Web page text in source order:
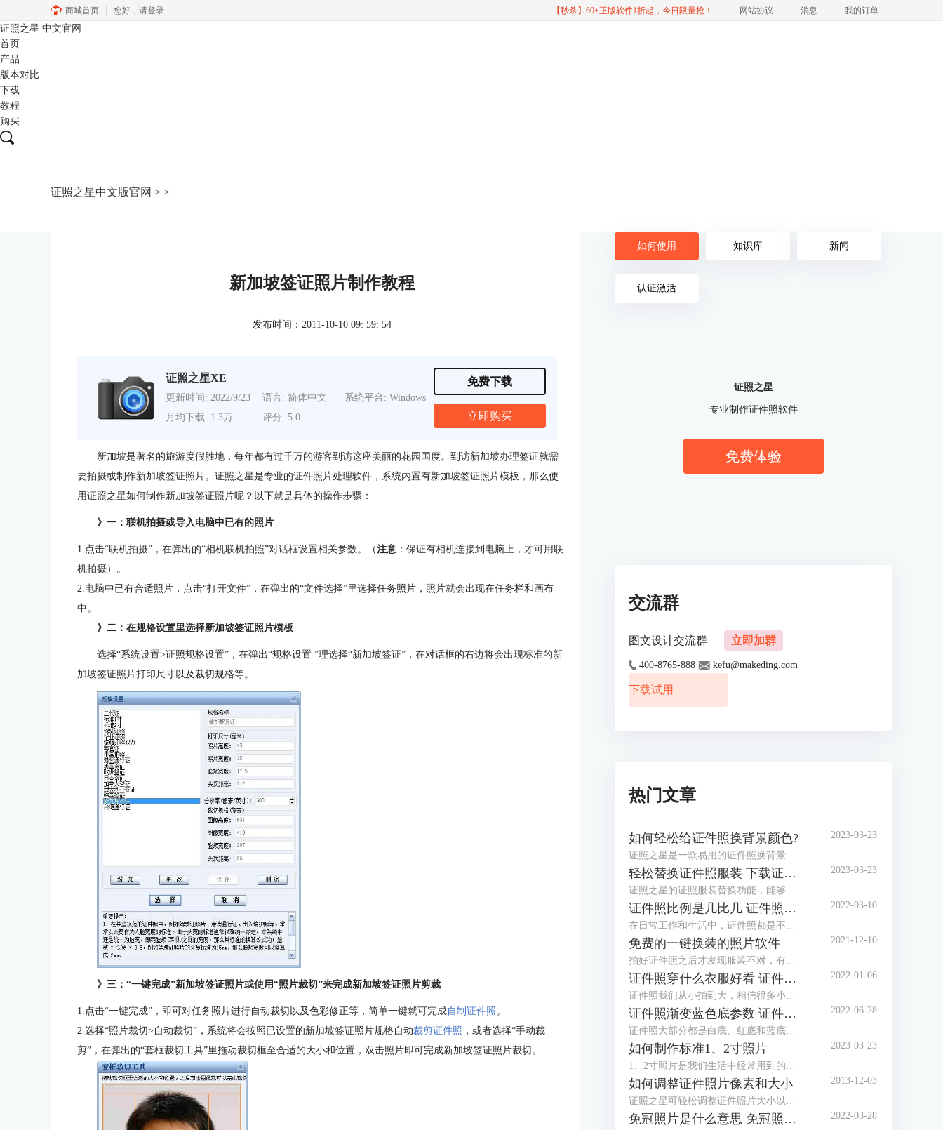
商城首页 您好， 请登录 【秒杀】60+正版软件1折起，今日限量抢！ 网站协议 消息 我的订单
证照之星 中文官网
首页
产品
版本对比
下载
教程
购买
证照之星中文版官网 > >
新加坡签证照片制作教程
发布时间：2011-10-10 09: 59: 54
证照之星XE
更新时间: 2022/9/23 语言: 简体中文
系统平台: Windows
月均下载: 1.3万
评分: 5.0
免费下载
立即购买
新加坡是著名的旅游度假胜地，每年都有过千万的游客到访这座美丽的花园国度。到访新加坡办理签证就需
要拍摄或制作新加坡签证照片。证照之星是专业的证件照片处理软件，系统内置有新加坡签证照片模板，那么使
用证照之星如何制作新加坡签证照片呢？以下就是具体的操作步骤：
》一：联机拍摄或导入电脑中已有的照片
1.点击“联机拍摄”，在弹出的“相机联机拍照”对话框设置相关参数。（注意 ：保证有相机连接到电脑上，才可用联
机拍摄）。
2.电脑中已有合适照片，点击“打开文件”，在弹出的“文件选择”里选择任务照片，照片就会出现在任务栏和画布
中。
》二：在规格设置里选择新加坡签证照片模板
选择“系统设置>证照规格设置”，在弹出“规格设置 ”理选择“新加坡签证”，在对话框的右边将会出现标准的新
加坡签证照片打印尺寸以及裁切规格等。
》三：“一键完成”新加坡签证照片或使用“照片裁切”来完成新加坡签证照片剪裁
1.点击“一键完成”，即可对任务照片进行自动裁切以及色彩修正等，简单一键就可完成自制证件照。
2.选择“照片裁切>自动裁切”，系统将会按照已设置的新加坡签证照片规格自动裁剪证件照 ，或者选择“手动裁
剪”，在弹出的“套框裁切工具”里拖动裁切框至合适的大小和位置，双击照片即可完成新加坡签证照片裁切。
如何使用 知识库 新闻
认证激活
证照之星
专业制作证件照软件
免费体验
交流群
图文设计交流群 立即加群
400-8765-888 kefu@makeding.com
下载试用
热门文章
如何轻松给证件照换背景颜色?
证照之星是一款易用的证件照换背景软件，协助你方便快捷处理证件照片。 “一键裁剪”，“自动纠正倾斜”，“轻松换背景”等功能让你在几秒钟内完成证件照的处理编辑。
2023-03-23
轻松替换证件照服装 下载证件照服装模板
证照之星的证照服装替换功能，能够将普通便装照片替换成符合证件照要求的正装证件照片。
2023-03-23
证件照比例是几比几 证件照比例怎么修改
在日常工作和生活中，证件照都是不可或缺的，而证件照的比例和尺寸又都不相同，那么你知道，证件照比例是几比几，证件照比例怎么修改，今天小编就和大家分享一下。
2022-03-10
免费的一键换装的照片软件
拍好证件照之后才发现服装不对，有没有免费的一键换装的照片软件？这种棘手的任务，交给证件照工具就对了！证件照工具内置多款正装、西服模板，可以很好地满足换装的需求。
2021-12-10
证件照穿什么衣服好看 证件照衣服素材
证件照我们从小拍到大，相信很多小伙伴都发现了几乎每个照相馆都会准备两套衣服，有时候会叫我们换上他们准备的衣服拍摄。一般这种情况都是因为我们拍摄的时候穿的衣服不对，最常见的问题就是颜色与拍摄的背景色太相似，所以需要换装。那么今天就来给大家讲讲拍证件照穿什么衣服好看以及有哪些证件照衣服素材。
2022-01-06
证件照渐变蓝色底参数 证件照渐变蓝背景怎么设置
证件照大部分都是白底、红底和蓝底，但还有一种是渐变蓝色底，有时候单位会特别指定证件照要用渐变蓝色底，那么，证件照渐变蓝色底参数是多少呢？证件照渐变蓝背景怎么设置？下面就跟着小编一起来看看吧。
2022-06-28
如何制作标准1、2寸照片
1、2寸照片是我们生活中经常用到的照片，本文主要介绍了如何使用证照之星来制作标准的1、2寸照片，包括规格设置、裁剪照片、色彩修正、背景处理等。
2023-03-23
如何调整证件照片像素和大小
证照之星可轻松调整证件照片大小以及证件照片的像素，让照片制作调整简单就能够完成。
2013-12-03
免冠照片是什么意思 免冠照片是什么底 2022-03-28